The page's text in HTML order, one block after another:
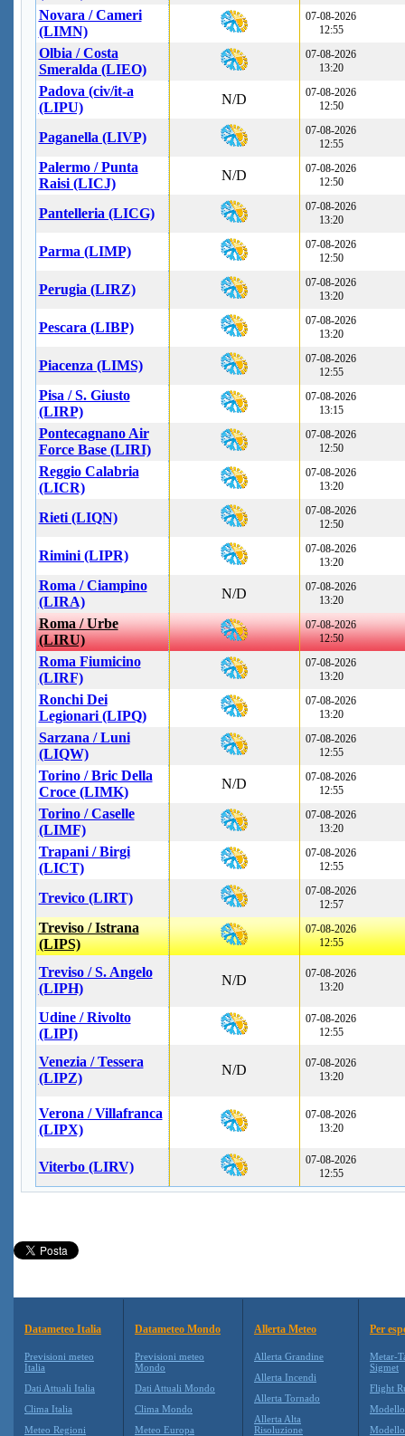
Novara / Cameri
(LIMN)
07-08-2026
12:55
Olbia / Costa
Smeralda (LIEO)
07-08-2026
13:20
Padova (civ/it-a
(LIPU)
N/D
07-08-2026
12:50
Paganella (LIVP)
07-08-2026
12:55
Palermo / Punta
Raisi (LICJ)
N/D
07-08-2026
12:50
Pantelleria (LICG)
07-08-2026
13:20
Parma (LIMP)
07-08-2026
12:50
Perugia (LIRZ)
07-08-2026
13:20
Pescara (LIBP)
07-08-2026
13:20
Piacenza (LIMS)
07-08-2026
12:55
Pisa / S. Giusto
(LIRP)
07-08-2026
13:15
Pontecagnano Air
Force Base (LIRI)
07-08-2026
12:50
Reggio Calabria
(LICR)
07-08-2026
13:20
Rieti (LIQN)
07-08-2026
12:50
Rimini (LIPR)
07-08-2026
13:20
Roma / Ciampino
(LIRA)
N/D
07-08-2026
13:20
Roma / Urbe
(LIRU)
07-08-2026
12:50
Roma Fiumicino
(LIRF)
07-08-2026
13:20
Ronchi Dei
Legionari (LIPQ)
07-08-2026
13:20
Sarzana / Luni
(LIQW)
07-08-2026
12:55
Torino / Bric Della
Croce (LIMK)
N/D
07-08-2026
12:55
Torino / Caselle
(LIMF)
07-08-2026
13:20
Trapani / Birgi
(LICT)
07-08-2026
12:55
Trevico (LIRT)
07-08-2026
12:57
Treviso / Istrana
(LIPS)
07-08-2026
12:55
Treviso / S. Angelo
(LIPH)
N/D
07-08-2026
13:20
Udine / Rivolto
(LIPI)
07-08-2026
12:55
Venezia / Tessera
(LIPZ)
N/D
07-08-2026
13:20
Verona / Villafranca
(LIPX)
07-08-2026
13:20
Viterbo (LIRV)
07-08-2026
12:55
Datameteo Italia
Previsioni meteo
Italia
Dati Attuali Italia
Clima Italia
Meteo Regioni
Datameteo Mondo
Previsioni meteo
Mondo
Dati Attuali Mondo
Clima Mondo
Meteo Europa
Allerta Meteo
Allerta Grandine
Allerta Incendi
Allerta Tornado
Allerta Alta
Risoluzione
Per
Metar-
Sigmet
Flight